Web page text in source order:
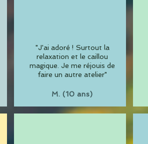
"J'ai adoré ! Surtout la
relaxation et le caillou
magique. Je me réjouis de
faire un autre atelier"
M. (10 ans)